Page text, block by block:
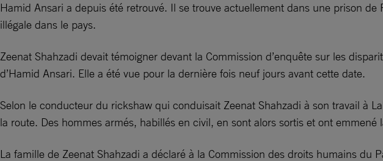
Hamid Ansari a depuis été retrouvé. Il se trouve actuellement dans une prison
illégale dans le pays.
Zeenat Shahzadi devait témoigner devant la Commission d’enquête sur les
d’Hamid Ansari. Elle a été vue pour la dernière fois neuf jours avant cette date.
Selon le conducteur du rickshaw qui conduisait Zeenat Shahzadi à son travail à
la route. Des hommes armés, habillés en civil, en sont alors sortis et ont emmené
La famille de Zeenat Shahzadi a déclaré à la Commission des droits humains